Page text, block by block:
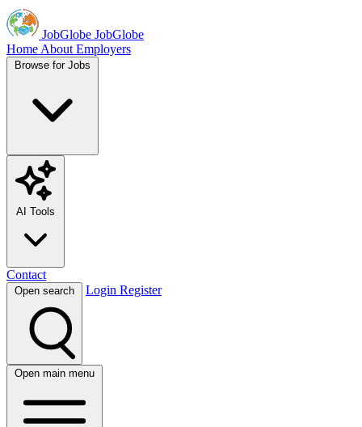
JobGlobe JobGlobe
Home About Employers
Browse for Jobs
AI Tools
Contact
Open search Login Register
Open main menu